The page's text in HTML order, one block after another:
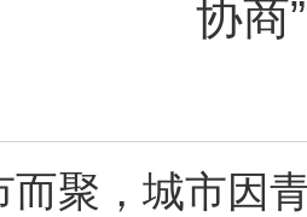
协商
而聚，城市因